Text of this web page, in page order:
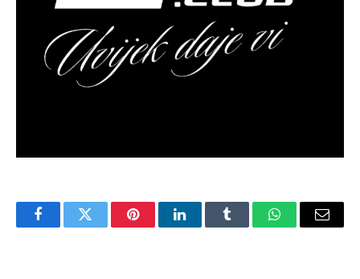
FacebookTwitter PinterestLinkedInTumblr WhatsAppEmail